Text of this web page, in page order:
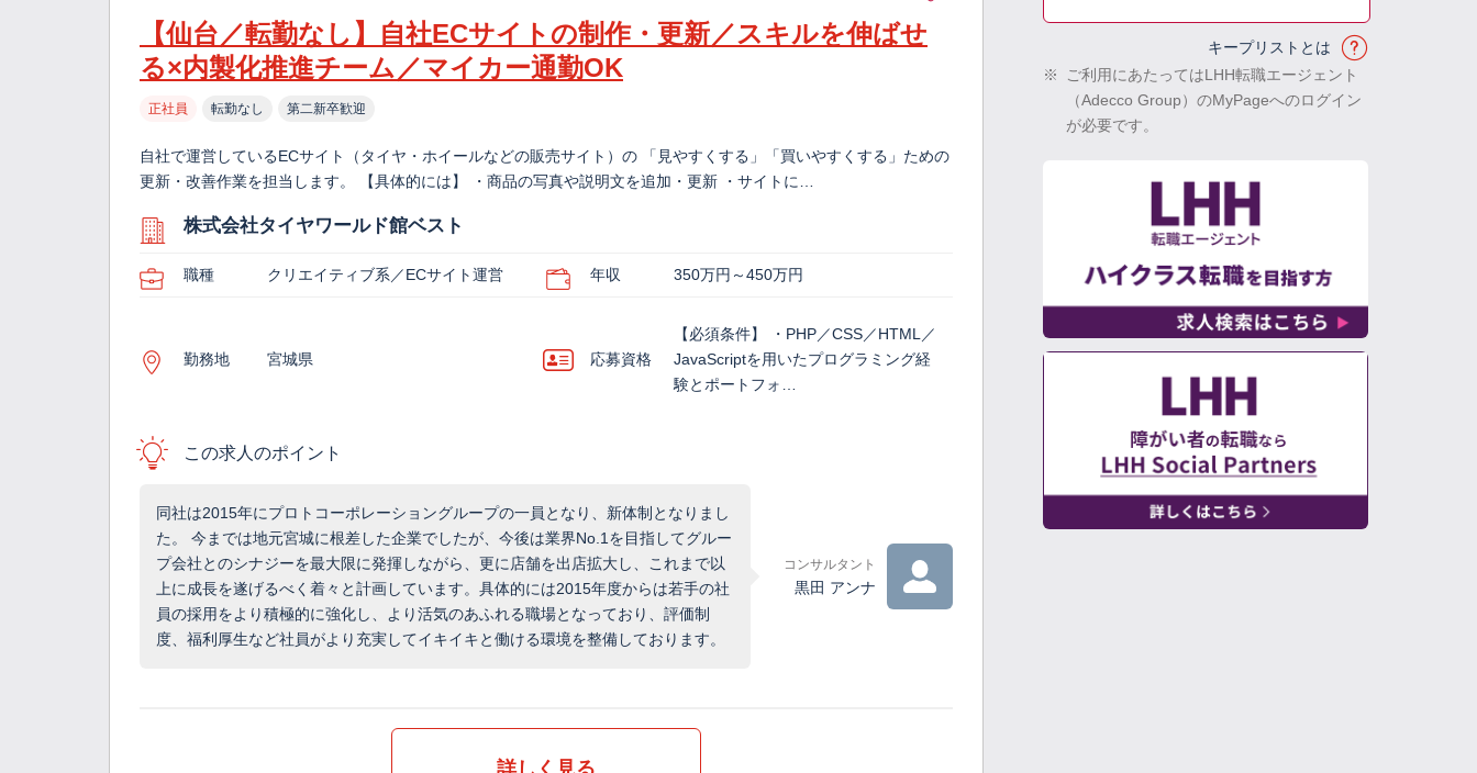
【仙台／転勤なし】自社ECサイトの制作・更新／スキルを伸ばせ
る×内製化推進チーム／マイカー通勤OK
正社員 転勤なし 第二新卒歓迎
自社で運営しているECサイト（タイヤ・ホイールなどの販売サイト）の 「見やすくする」「買いやすくする」ための
更新・改善作業を担当します。 【具体的には】 ・商品の写真や説明文を追加・更新 ・サイトに…
株式会社タイヤワールド館ベスト
職種 クリエイティブ系／ECサイト運営 年収 350万円～450万円
勤務地 宮城県 応募資格
【必須条件】 ・PHP／CSS／HTML／
JavaScriptを用いたプログラミング経
験とポートフォ…
この求人のポイント
同社は2015年にプロトコーポレーショングループの一員となり、新体制となりまし
た。 今までは地元宮城に根差した企業でしたが、今後は業界No.1を目指してグルー
プ会社とのシナジーを最大限に発揮しながら、更に店舗を出店拡大し、これまで以
上に成長を遂げるべく着々と計画しています。具体的には2015年度からは若手の社
員の採用をより積極的に強化し、より活気のあふれる職場となっており、評価制
度、福利厚生など社員がより充実してイキイキと働ける環境を整備しております。
コンサルタント
黒田 アンナ
詳しく見る
キープリストとは
※
ご利用にあたってはLHH転職エージェント
（Adecco Group）のMyPageへのログイン
が必要です。